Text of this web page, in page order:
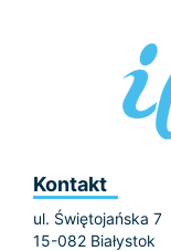
Kontakt
ul. Świętojańska 7
15-082 Białystok